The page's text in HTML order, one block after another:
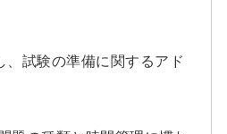
試験の準備に関するアド